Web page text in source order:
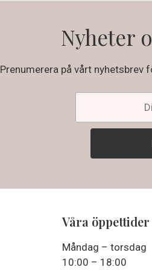
Nyheter
Prenumerera på vårt nyhetsbrev
Våra öppettider
Måndag – torsdag
10:00 – 18:00